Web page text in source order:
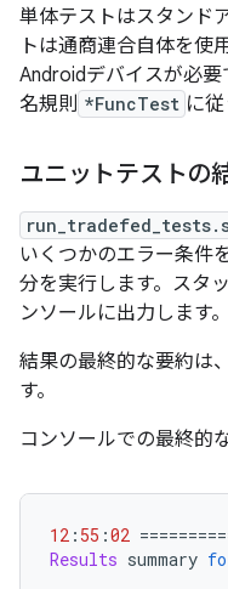
単体テストはスタンド
トは通商連合自体を使
Androidデバイスが必
名規則 *FuncTest に
ユニットテストの
いくつかのエラー条件
分を実行します。スタ
ンソールに出力します。
結果の最終的な要約は
す。
コンソールでの最終的
12 : 55 :02
Results summary